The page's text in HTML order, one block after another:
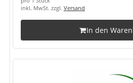
inkl. MwSt. zzgl. Versand
In den